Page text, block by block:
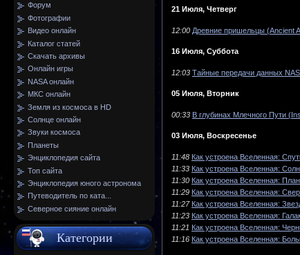
Форум
Фотографии
Видео онлайн
Каталог статей
Скачать архивы
Онлайн игры
NASA онлайн
МКС онлайн
Земля из космоса в HD
Солнце онлайн
Звуки космоса
Планеты
Энциклопедия сайта
Топ сайта
Энциклопедия юного астронома
Путеводитель по ката...
Северное сияние онлайн
Категории
21 Июля, Четверг
12:00 Древние пришельцы (Ancient
16 Июля, Суббота
12:03 Тайные передачи данных
05 Июля, Вторник
00:33 В глубинах Млечного Пути
03 Июля, Воскресенье
11:48 Как устроена Вселенная:
11:33 Как устроена Вселенная:
11:30 Как устроена Вселенная:
11:29 Как устроена Вселенная:
11:27 Как устроена Вселенная:
11:23 Как устроена Вселенная:
11:21 Как устроена Вселенная:
11:16 Как устроена Вселенная: